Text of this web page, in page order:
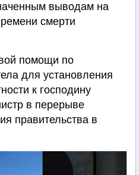
выводам на
смерти
помощи по
для установления
к господину
в перерыве
правительства в